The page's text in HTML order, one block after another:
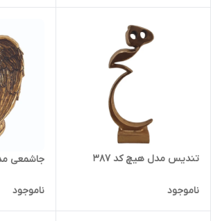
تندیس مدل هیچ کد 387
ناموجود
جاشمعی
ناموجود